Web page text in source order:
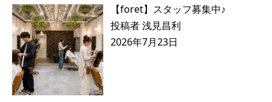
【foret】スタッフ募集中♪
投稿者 浅見昌利
2026年7月23日